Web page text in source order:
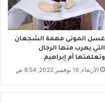
غسل الموتى مهمة الشجعان
التي يهرب منها الرجال
وتعلمتها أم إبراهيم
الأربعاء, 16 نوفمبر 2022, 8:54 ص